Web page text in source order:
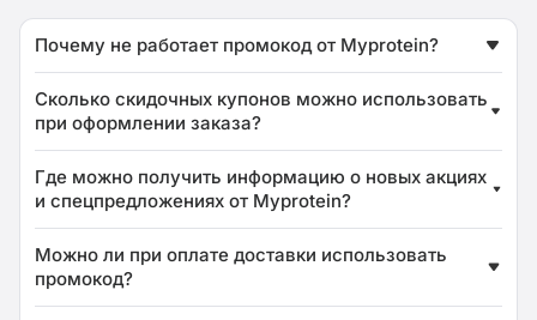
Почему не работает промокод от Myprotein?
Сколько скидочных купонов можно использовать
при оформлении заказа?
Где можно получить информацию о новых акциях
и спецпредложениях от Myprotein?
Можно ли при оплате доставки использовать
промокод?